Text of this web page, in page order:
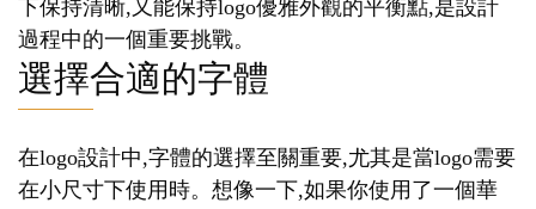
下保持清晰,又能保持logo優雅外觀的平衡點,是設計
過程中的一個重要挑戰。
選擇合適的字體
在logo設計中,字體的選擇至關重要,尤其是當logo需要
在小尺寸下使用時。想像一下,如果你使用了一個華